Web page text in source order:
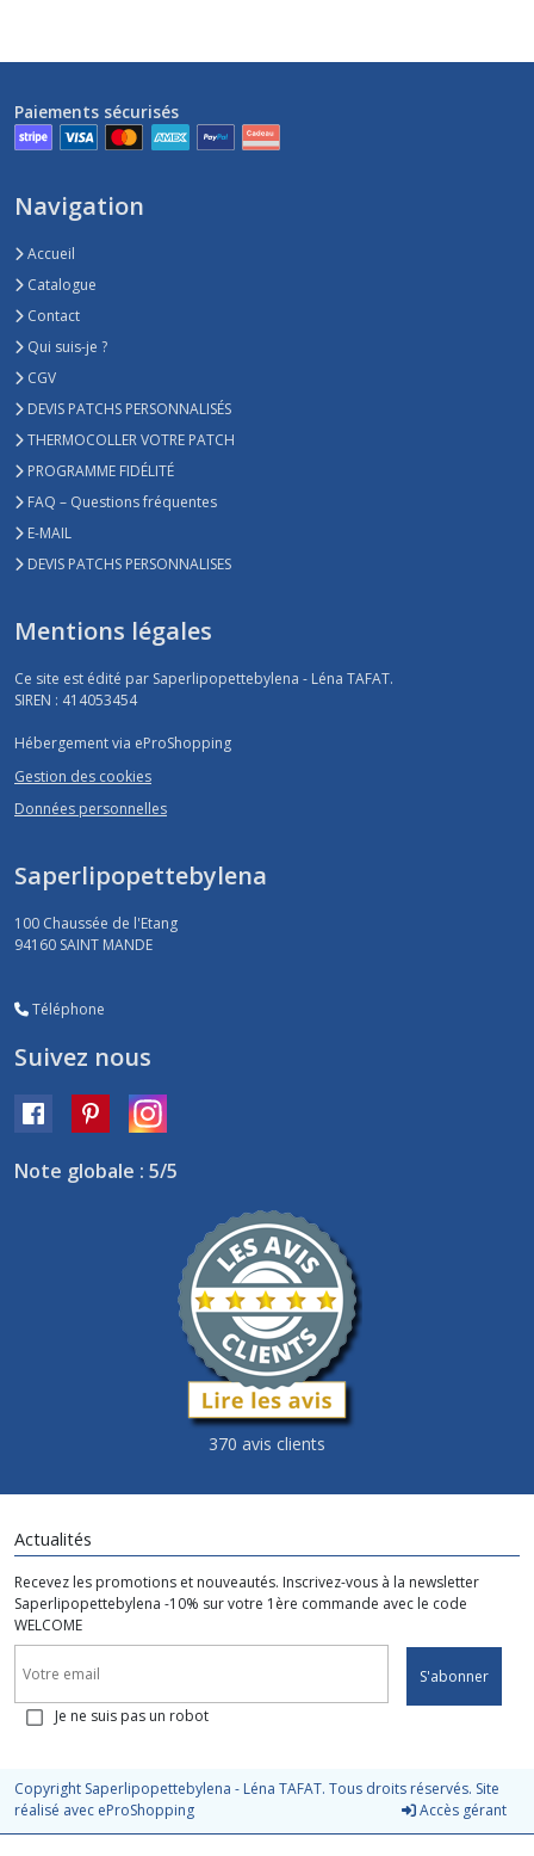
Paiements sécurisés
Navigation
Accueil
Catalogue
Contact
Qui suis-je ?
CGV
DEVIS PATCHS PERSONNALISÉS
THERMOCOLLER VOTRE PATCH
PROGRAMME FIDÉLITÉ
FAQ – Questions fréquentes
E-MAIL
DEVIS PATCHS PERSONNALISES
Mentions légales
Ce site est édité par Saperlipopettebylena - Léna TAFAT.
SIREN : 414053454
Hébergement via eProShopping
Gestion des cookies
Données personnelles
Saperlipopettebylena
100 Chaussée de l'Etang
94160 SAINT MANDE
Téléphone
Suivez nous
Note globale : 5/5
370 avis clients
Actualités
Recevez les promotions et nouveautés. Inscrivez-vous à la newsletter
Saperlipopettebylena -10% sur votre 1ère commande avec le code
WELCOME
S'abonner
Je ne suis pas un robot
Copyright Saperlipopettebylena - Léna TAFAT. Tous droits réservés. Site
réalisé avec eProShopping Accès gérant